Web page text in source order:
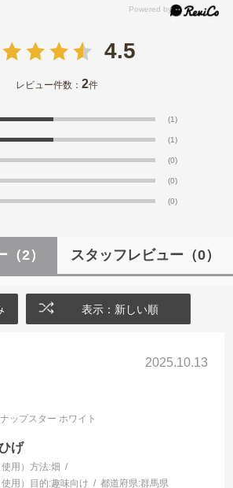
4.5
レビュー件数：2件
(1)
(1)
(0)
(0)
(0)
（2） スタッフレビュー （0）
表示：新しい順
2025.10.13
ップスター ホワイト
げ
用）方法:畑
用）目的:趣味向け 都道府県:群馬県